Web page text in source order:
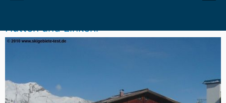
Hütten und Einkehr